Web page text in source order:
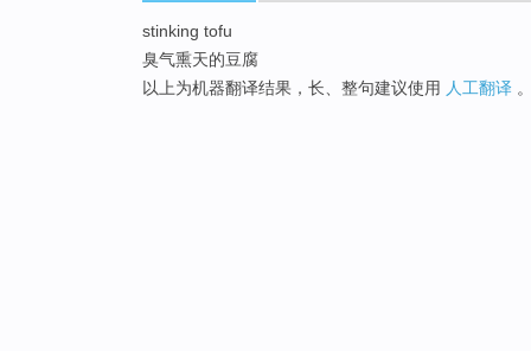
stinking tofu
臭气熏天的豆腐
以上为机器翻译结果，长、整句建议使用 人工翻译